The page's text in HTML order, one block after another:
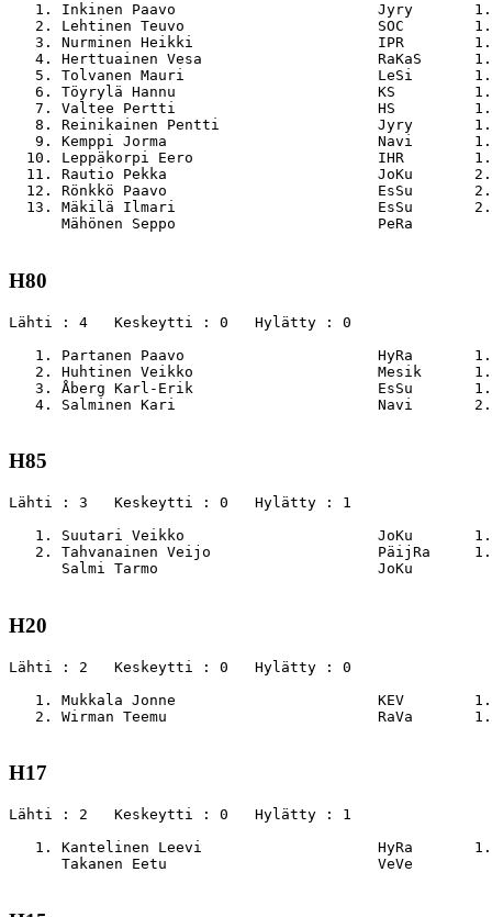
1. Inkinen Paavo
2. Lehtinen Teuvo                      SOC
3. Nurminen Heikki                     IPR
4. Herttuainen Vesa                    RaKaS
5. Tolvanen Mauri                      LeSi
6. Töyrylä Hannu                       KS
7. Valtee Pertti                       HS
8. Reinikainen Pentti                  Jyry
9. Kemppi Jorma                        Navi
10. Leppäkorpi Eero                     IHR
11. Rautio Pekka                        JoKu
12. Rönkkö Paavo                        EsSu
13. Mäkilä Ilmari                       EsSu
Mähönen Seppo                       PeRa
H80
Lähti : 4   Keskeytti : 0   Hylätty : 0
1. Partanen Paavo
2. Huhtinen Veikko                     Mesik
3. Åberg Karl-Erik                     EsSu
4. Salminen Kari                       Navi
H85
Lähti : 3   Keskeytti : 0   Hylätty : 1
1. Suutari Veikko
2. Tahvanainen Veijo                   PäijRa
Salmi Tarmo                         JoKu
H20
Lähti : 2   Keskeytti : 0   Hylätty : 0
1. Mukkala Jonne                       KEV
2. Wirman Teemu                        RaVa
H17
Lähti : 2   Keskeytti : 0   Hylätty : 1
1. Kantelinen Leevi
Takanen Eetu                        VeVe